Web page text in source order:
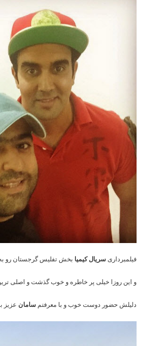
فیلمبرداریسریال کیمیا بخش تفلیس گرجستان رو به
و این روزا خیلی پر خاطره و خوب گذشت و اصلی
دلیلش حضور دوست خوب و با معرفتم سامان عزیز